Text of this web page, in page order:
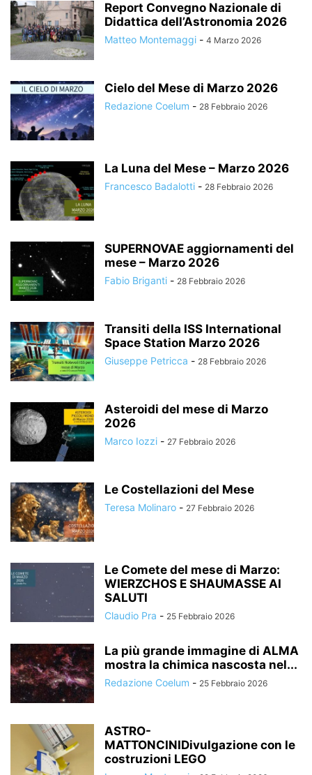
Report Convegno Nazionale di
Didattica dell’Astronomia 2026
Matteo Montemaggi - 4 Marzo 2026
Cielo del Mese di Marzo 2026
Redazione Coelum - 28 Febbraio 2026
La Luna del Mese – Marzo 2026
Francesco Badalotti - 28 Febbraio 2026
SUPERNOVAE aggiornamenti del
mese – Marzo 2026
Fabio Briganti - 28 Febbraio 2026
Transiti della ISS International
Space Station Marzo 2026
Giuseppe Petricca - 28 Febbraio 2026
Asteroidi del mese di Marzo
2026
Marco Iozzi - 27 Febbraio 2026
Le Costellazioni del Mese
Teresa Molinaro - 27 Febbraio 2026
Le Comete del mese di Marzo:
WIERZCHOS E SHAUMASSE AI
SALUTI
Claudio Pra - 25 Febbraio 2026
La più grande immagine di ALMA
mostra la chimica nascosta nel...
Redazione Coelum - 25 Febbraio 2026
ASTRO-
MATTONCINIDivulgazione con le
costruzioni LEGO